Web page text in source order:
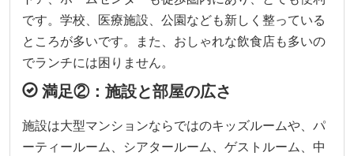
です。学校、医療施設、公園なども新しく整っている
ところが多いです。また、おしゃれな飲食店も多いの
でランチには困りません。
満足②：施設と部屋の広さ
施設は大型マンションならではのキッズルームや、パ
ーティールーム、シアタールーム、ゲストルーム、中